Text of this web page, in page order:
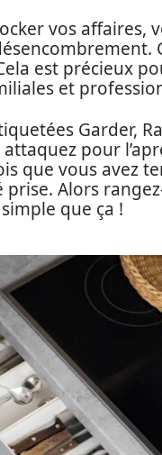
vos affaires,
est précieux
et
Garder,
pour
que vous avez
Alors
que ça !